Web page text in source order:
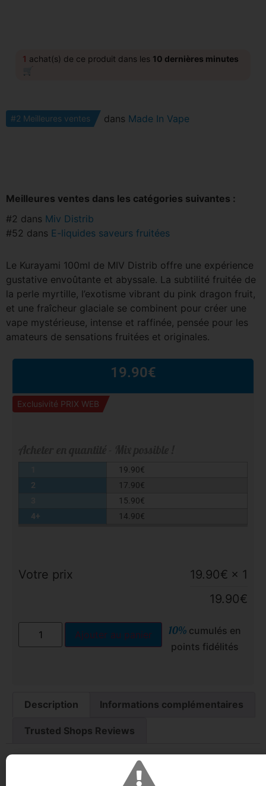
1 achat(s) de ce produit dans les 10 dernières minutes
🛒
#2 Meilleures ventes dans Made In Vape
Meilleures ventes dans les catégories suivantes :
#2 dans Miv Distrib
#52 dans E-liquides saveurs fruitées
Le Kurayami 100ml de MIV Distrib offre une expérience
gustative envoûtante et abyssale. La subtilité fruitée de
la perle myrtille, l’exotisme vibrant du pink dragon fruit,
et une fraîcheur glaciale se combinent pour créer une
vape mystérieuse, intense et raffinée, pensée pour les
amateurs de sensations fruitées et originales.
19.90€
Exclusivité PRIX WEB
19.90€
2
17.90€
15.90€
4+
14.90€
Votre prix 19.90€ × 1
19.90€
Ajouter au panier 10% cumulés en
points fidélités
Description Informations complémentaires
Trusted Shops Reviews
Kurayami 100ml – Myrtille, Pink